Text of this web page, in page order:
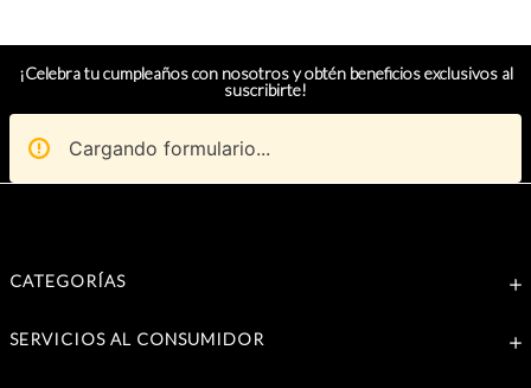
¡Celebra tu cumpleaños con nosotros y obtén beneficios exclusivos al
suscribirte!
Cargando formulario...
CATEGORÍAS
SERVICIOS AL CONSUMIDOR